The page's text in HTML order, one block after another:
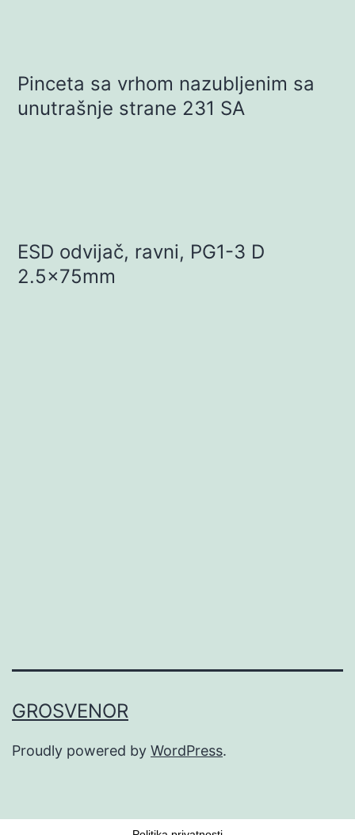
Pinceta sa vrhom nazubljenim sa
unutrašnje strane 231 SA
ESD odvijač, ravni, PG1-3 D
2.5x75mm
GROSVENOR
Proudly powered by WordPress.